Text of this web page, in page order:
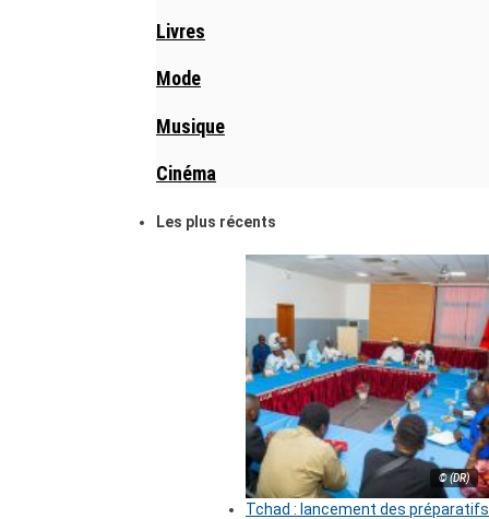
Livres
Mode
Musique
Cinéma
Les plus récents
© (DR)
Tchad : lancement des préparatifs